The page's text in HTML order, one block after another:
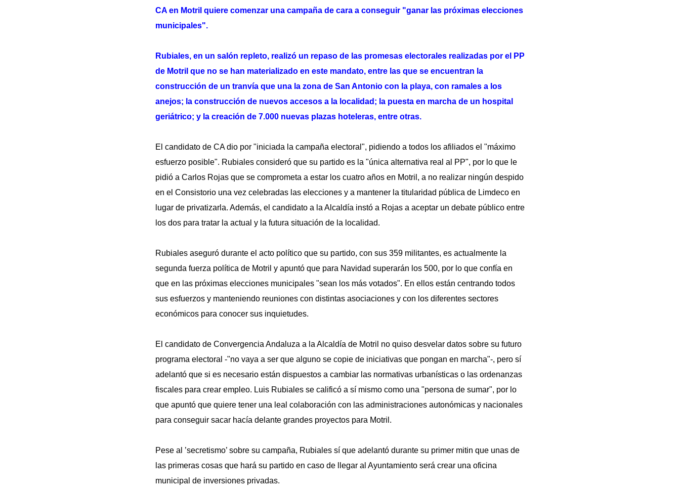
CA en Motril quiere comenzar una campaña de cara a conseguir "ganar las próximas elecciones
municipales".
Rubiales, en un salón repleto, realizó un repaso de las promesas electorales realizadas por el PP
de Motril que no se han materializado en este mandato, entre las que se encuentran la
construcción de un tranvía que una la zona de San Antonio con la playa, con ramales a los
anejos; la construcción de nuevos accesos a la localidad; la puesta en marcha de un hospital
geriátrico; y la creación de 7.000 nuevas plazas hoteleras, entre otras.
El candidato de CA dio por "iniciada la campaña electoral", pidiendo a todos los afiliados el "máximo
esfuerzo posible". Rubiales consideró que su partido es la "única alternativa real al PP", por lo que le
pidió a Carlos Rojas que se comprometa a estar los cuatro años en Motril, a no realizar ningún despido
en el Consistorio una vez celebradas las elecciones y a mantener la titularidad pública de Limdeco en
lugar de privatizarla. Además, el candidato a la Alcaldía instó a Rojas a aceptar un debate público entre
los dos para tratar la actual y la futura situación de la localidad.
Rubiales aseguró durante el acto político que su partido, con sus 359 militantes, es actualmente la
segunda fuerza política de Motril y apuntó que para Navidad superarán los 500, por lo que confía en
que en las próximas elecciones municipales "sean los más votados". En ellos están centrando todos
sus esfuerzos y manteniendo reuniones con distintas asociaciones y con los diferentes sectores
económicos para conocer sus inquietudes.
El candidato de Convergencia Andaluza a la Alcaldía de Motril no quiso desvelar datos sobre su futuro
programa electoral -"no vaya a ser que alguno se copie de iniciativas que pongan en marcha"-, pero sí
adelantó que si es necesario están dispuestos a cambiar las normativas urbanísticas o las ordenanzas
fiscales para crear empleo. Luis Rubiales se calificó a sí mismo como una "persona de sumar", por lo
que apuntó que quiere tener una leal colaboración con las administraciones autonómicas y nacionales
para conseguir sacar hacía delante grandes proyectos para Motril.
Pese al ’secretismo’ sobre su campaña, Rubiales sí que adelantó durante su primer mitin que unas de
las primeras cosas que hará su partido en caso de llegar al Ayuntamiento será crear una oficina
municipal de inversiones privadas.